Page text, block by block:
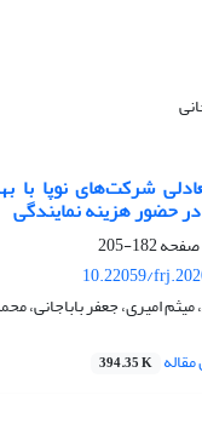
شرکت‌های نوپا با
در حضور هزینه نمایندگی
182-205
10.22059/
امیری، جعفر باباجانی،
394.35 K